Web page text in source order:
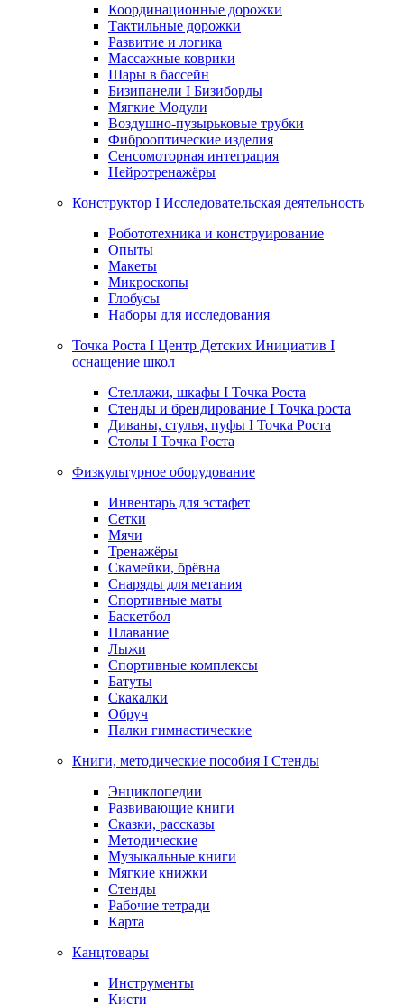
Координационные дорожки
Тактильные дорожки
Развитие и логика
Массажные коврики
Шары в бассейн
Бизипанели I Бизиборды
Мягкие Модули
Воздушно-пузырьковые трубки
Фиброоптические изделия
Сенсомоторная интеграция
Нейротренажёры
Конструктор I Исследовательская деятельность
Робототехника и конструирование
Опыты
Макеты
Микроскопы
Глобусы
Наборы для исследования
Точка Роста I Центр Детских Инициатив I
оснащение школ
Стеллажи, шкафы I Точка Роста
Стенды и брендирование I Точка роста
Диваны, стулья, пуфы I Точка Роста
Столы I Точка Роста
Физкультурное оборудование
Инвентарь для эстафет
Сетки
Мячи
Тренажёры
Скамейки, брёвна
Снаряды для метания
Спортивные маты
Баскетбол
Плавание
Лыжи
Спортивные комплексы
Батуты
Скакалки
Обруч
Палки гимнастические
Книги, методические пособия I Стенды
Энциклопедии
Развивающие книги
Сказки, рассказы
Методические
Музыкальные книги
Мягкие книжки
Стенды
Рабочие тетради
Карта
Канцтовары
Инструменты
Кисти